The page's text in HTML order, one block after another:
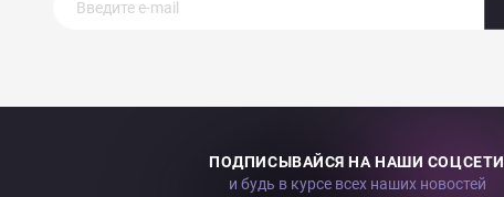
ПОДПИСЫВАЙСЯ НА НАШИ СОЦСЕТИ
и будь в курсе всех наших новостей